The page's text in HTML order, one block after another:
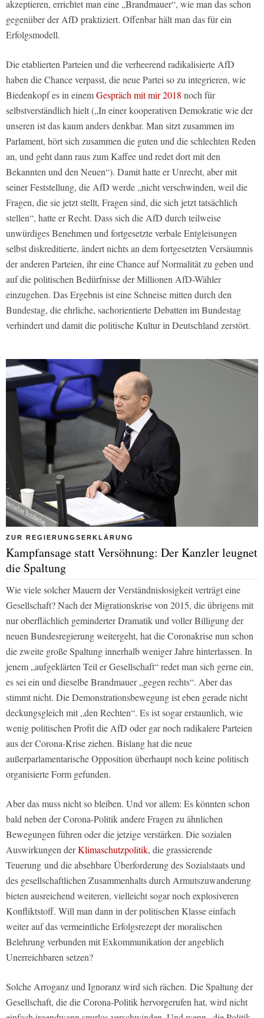
akzeptieren, errichtet man eine „Brandmauer“, wie man das schon
gegenüber der AfD praktiziert. Offenbar hält man das für ein
Erfolgsmodell.
Die etablierten Parteien und die verheerend radikalisierte AfD
haben die Chance verpasst, die neue Partei so zu integrieren, wie
Biedenkopf es in einemGespräch mit mir 2018 noch für
selbstverständlich hielt („In einer kooperativen Demokratie wie der
unseren ist das kaum anders denkbar. Man sitzt zusammen im
Parlament, hört sich zusammen die guten und die schlechten Reden
an, und geht dann raus zum Kaffee und redet dort mit den
Bekannten und den Neuen“). Damit hatte er Unrecht, aber mit
seiner Feststellung, die AfD werde „nicht verschwinden, weil die
Fragen, die sie jetzt stellt, Fragen sind, die sich jetzt tatsächlich
stellen“, hatte er Recht. Dass sich die AfD durch teilweise
unwürdiges Benehmen und fortgesetzte verbale Entgleisungen
selbst diskreditierte, ändert nichts an dem fortgesetzten Versäumnis
der anderen Parteien, ihr eine Chance auf Normalität zu geben und
auf die politischen Bedürfnisse der Millionen AfD-Wähler
einzugehen. Das Ergebnis ist eine Schneise mitten durch den
Bundestag, die ehrliche, sachorientierte Debatten im Bundestag
verhindert und damit die politische Kultur in Deutschland zerstört.
ZUR REGIERUNGSERKLÄRUNG
Kampfansage statt Versöhnung: Der Kanzler leugnet
die Spaltung
Wie viele solcher Mauern der Verständnislosigkeit verträgt eine
Gesellschaft? Nach der Migrationskrise von 2015, die übrigens mit
nur oberflächlich geminderter Dramatik und voller Billigung der
neuen Bundesregierung weitergeht, hat die Coronakrise nun schon
die zweite große Spaltung innerhalb weniger Jahre hinterlassen. In
jenem „aufgeklärten Teil er Gesellschaft“ redet man sich gerne ein,
es sei ein und dieselbe Brandmauer „gegen rechts“. Aber das
stimmt nicht. Die Demonstrationsbewegung ist eben gerade nicht
deckungsgleich mit „den Rechten“. Es ist sogar erstaunlich, wie
wenig politischen Profit die AfD oder gar noch radikalere Parteien
aus der Corona-Krise ziehen. Bislang hat die neue
außerparlamentarische Opposition überhaupt noch keine politisch
organisierte Form gefunden.
Aber das muss nicht so bleiben. Und vor allem: Es könnten schon
bald neben der Corona-Politik andere Fragen zu ähnlichen
Bewegungen führen oder die jetzige verstärken. Die sozialen
Auswirkungen derKlimaschutzpolitik, die grassierende
Teuerung und die absehbare Überforderung des Sozialstaats und
des gesellschaftlichen Zusammenhalts durch Armutszuwanderung
bieten ausreichend weiteren, vielleicht sogar noch explosiveren
Konfliktstoff. Will man dann in der politischen Klasse einfach
weiter auf das vermeintliche Erfolgsrezept der moralischen
Belehrung verbunden mit Exkommunikation der angeblich
Unerreichbaren setzen?
Solche Arroganz und Ignoranz wird sich rächen. Die Spaltung der
Gesellschaft, die die Corona-Politik hervorgerufen hat, wird nicht